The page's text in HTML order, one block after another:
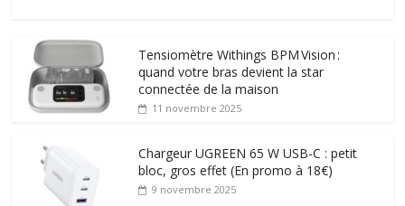
Tensiomètre Withings BPM Vision :
quand votre bras devient la star
connectée de la maison
11 novembre 2025
Chargeur UGREEN 65 W USB-C : petit
bloc, gros effet (En promo à 18€)
9 novembre 2025